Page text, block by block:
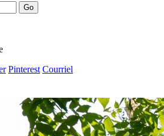
Go
Pinterest Courriel